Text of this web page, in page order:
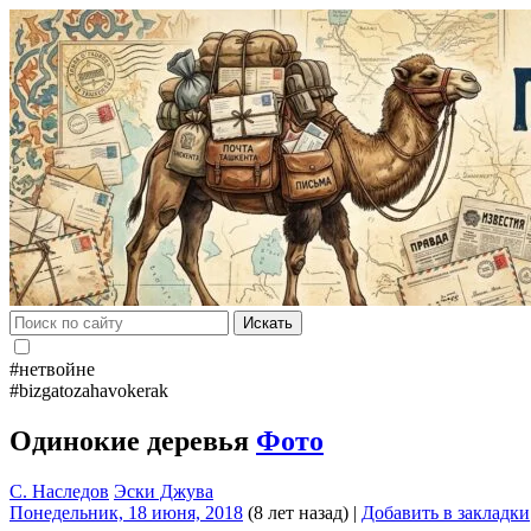
Искать
#нетвойне
#bizgatozahavokerak
Одинокие деревья Фото
С. Наследов Эски Джува
Понедельник, 18 июня, 2018 (8 лет назад) | Добавить в закладки